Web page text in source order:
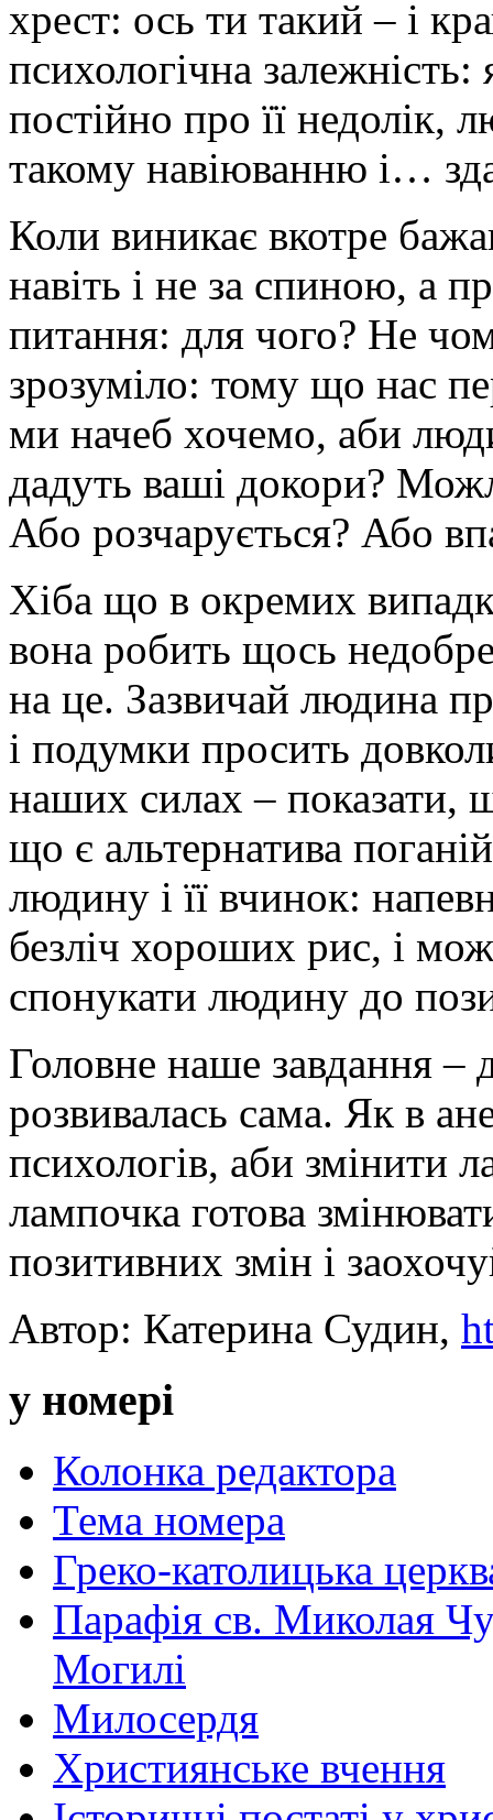
хрест: ось ти такий – і
психологічна
постійно про її недолік,
такому навіюванню і…
Коли виникає вкотре
навіть і не за спиною, а
питання: для чого? Не
зрозуміло: тому що нас
ми начеб хочемо, аби
дадуть ваші докори?
Або розчарується? Або
Хіба що в окремих
вона робить щось недобре
на це. Зазвичай людина
і подумки просить
наших силах – показати,
що є альтернатива
людину і її вчинок:
безліч хороших рис, і
спонукати людину до
Головне наше завдання –
розвивалась сама. Як в
психологів, аби змінити
лампочка готова
позитивних змін і
Автор: Катерина Судин,
у номері
Колонка редактора
Тема номера
Греко-католицька
Парафія св. Миколая
Могилі
Милосердя
Християнське вчення